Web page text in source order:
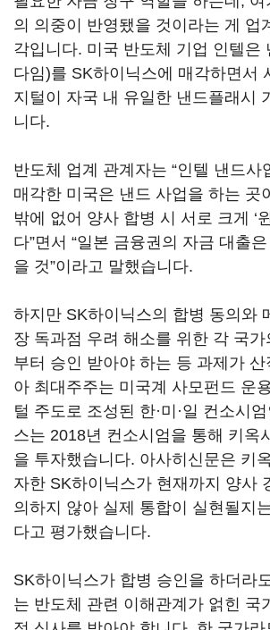
의 의중이 반영됐을 것이라는 게 업
각입니다. 미국 반도체 기업 인텔은
다임)를 SK하이닉스에 매각하면서
지털이 자국 내 유일한 낸드플래시
니다.
반도체 업계 관계자는 “인텔 낸드사
매각한 미국은 낸드 사업을 하는 곳
밖에 없어 양사 합병 시 서로 크게 ‘
다”면서 “일본 금융권의 자금 대출
을 것”이라고 말했습니다.
하지만 SK하이닉스의 합병 동의와
장 독과점 우려 해소를 위한 각 국
부터 승인 받아야 하는 등 과제가 산
아 최대주주는 미국계 사모펀드 운
털 주도로 조성된 한·미·일 컨소시
스는 2018년 컨소시엄을 통해 키옥
을 투자했습니다. 아사히신문은 키
자한 SK하이닉스가 현재까지 양사
의하지 않아 실제 통합이 실현될지
다고 평가했습니다.
SK하이닉스가 합병 승인을 하더라
는 반도체 관련 이해관계가 얽힌 국